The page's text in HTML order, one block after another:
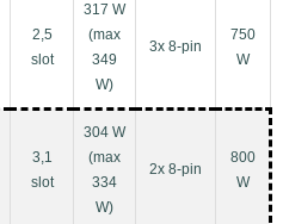
2,5
slot
317 W
(max
349
W)
3x 8-pin
750
W
3,1
slot
304 W
(max
334
W)
2x 8-pin
800
W